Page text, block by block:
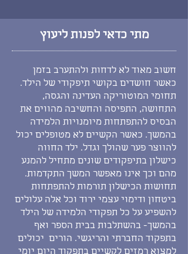
מתי כדאי לפנות ליעוץ
חשוב מאוד לא לדחות ולהתערב בזמן
כאשר חושדים בקושי תיפקודי של הילד.
תחומי המוטוריקה העדינה והגסה,
התחושה, התפיסה והחשיבה מהווים את
הבסיס להתפתחות מיומנויות הלמידה
בהמשך. כאשר הקשיים לא מטופלים יכול
להווצר פער שהולך וגדל. ילד החווה
כישלון בתיפקודים שונים מתחיל להמנע
מהם וכך אינו מאפשר המשך התקדמות.
תחושות הכישלון תורמות להתפתחות
ביטחון ודימוי עצמי ירוד וכל אלה עלולים
להשפיע על כל תפקודי הלמידה של הילד
בהמשך- בהשתלבות בבית הספר ואף
בתפקוד החברתי והריגשי. הורים יכולים